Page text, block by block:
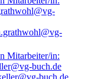
buch.de